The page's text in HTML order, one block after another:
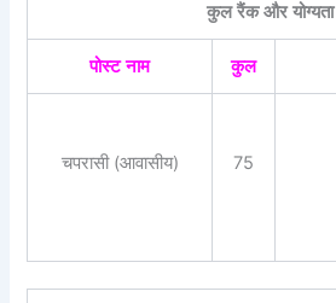
कुल रैंक और योग्यता
पोस्ट नाम कुल
चपरासी (आवासीय) 75